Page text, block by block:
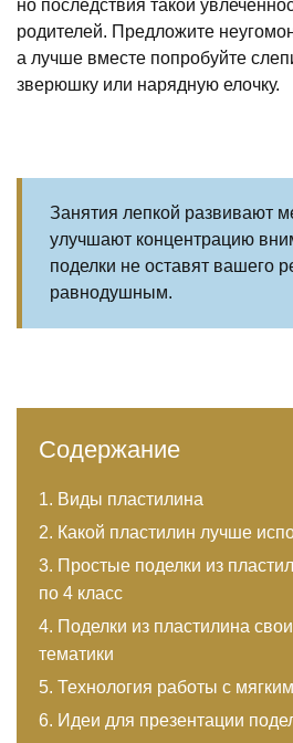
но последствия такой
родителей. Предложите
а лучше вместе попробуйте
зверюшку или нарядную елочку.
Занятия лепкой развивают
улучшают концентрацию
поделки не оставят вашего
равнодушным.
Содержание
Виды пластилина
Какой пластилин лучше
Простые поделки из
по 4 класс
Поделки из пластилина
тематики
Технология работы с
Идеи для презентации